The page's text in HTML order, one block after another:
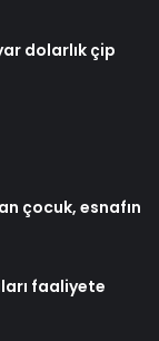
dolarlık çip
çocuk, esnafın
faaliyete